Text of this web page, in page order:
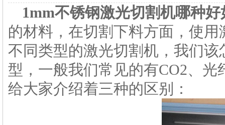
1mm不锈钢激光切割机哪种好
的材料，在切割下料方面，使
不同类型的激光切割机，我们
型，一般我们常见的有CO2、
给大家介绍着三种的区别：